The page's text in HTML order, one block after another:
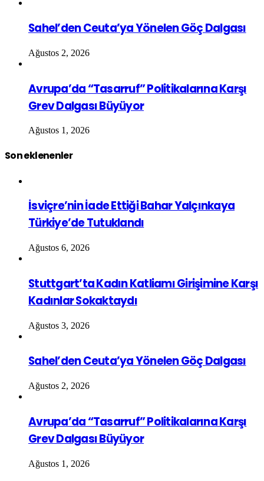
Sahel’den Ceuta’ya Yönelen Göç Dalgası
Ağustos 2, 2026
Avrupa’da “Tasarruf” Politikalarına Karşı
Grev Dalgası Büyüyor
Ağustos 1, 2026
Son eklenenler
İsviçre’nin İade Ettiği Bahar Yalçınkaya
Türkiye’de Tutuklandı
Ağustos 6, 2026
Stuttgart’ta Kadın Katliamı Girişimine Karşı
Kadınlar Sokaktaydı
Ağustos 3, 2026
Sahel’den Ceuta’ya Yönelen Göç Dalgası
Ağustos 2, 2026
Avrupa’da “Tasarruf” Politikalarına Karşı
Grev Dalgası Büyüyor
Ağustos 1, 2026